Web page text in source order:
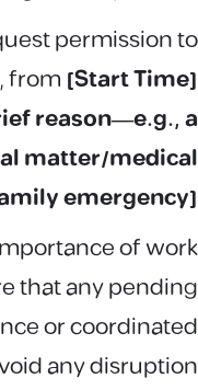
permission to
, from [Start Time]
reason—e.g., a
matter/medical
emergency]
of work
that any pending
or coordinated
any disruption.